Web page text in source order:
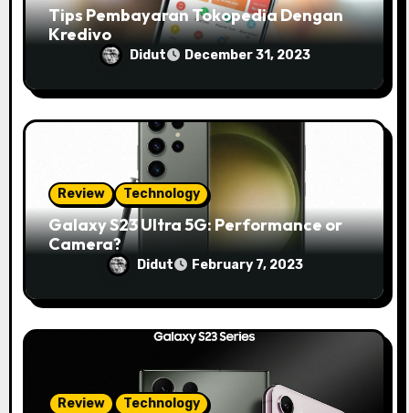
nTips Pembayaran Tokopedia Dengan
Kredivo
Didut December 31, 2023
Review Technology
Galaxy S23 Ultra 5G: Performance or
Camera?
Didut February 7, 2023
Review Technology